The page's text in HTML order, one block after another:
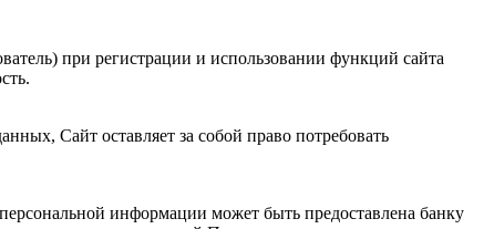
ведет свою деятельность.